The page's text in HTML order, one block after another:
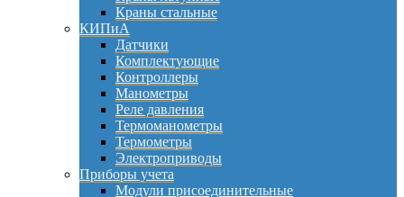
Краны стальные
КИПиА
Датчики
Комплектующие
Контроллеры
Манометры
Реле давления
Термоманометры
Термометры
Электроприводы
Приборы учета
Модули присоединительные